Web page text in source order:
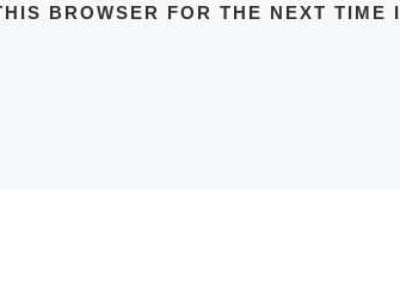
BROWSER FOR THE NEXT TIME I